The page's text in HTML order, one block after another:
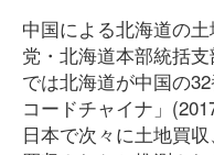
中国による北海道の
党・北海道本部統括
では北海道が中国の
コードチャイナ」
日本で次々に土地買